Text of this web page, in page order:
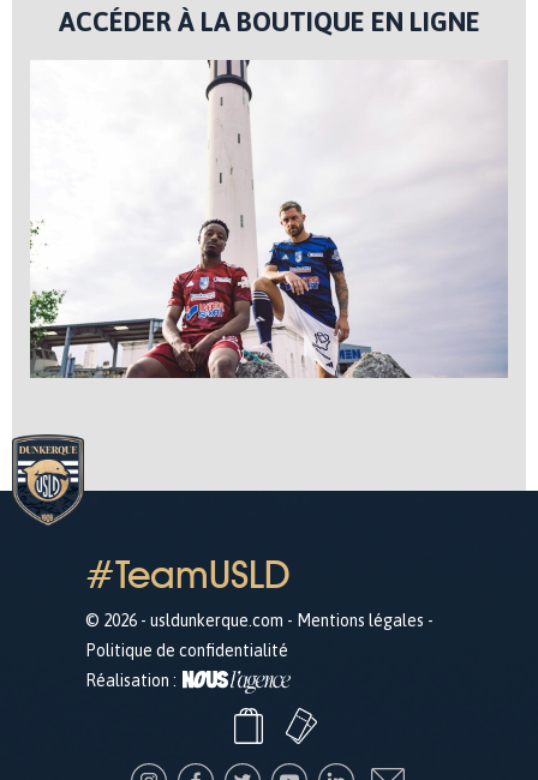
ACCÉDER À LA BOUTIQUE EN LIGNE
#TeamUSLD
© 2026 - usldunkerque.com - Mentions légales -
Politique de confidentialité
Réalisation :